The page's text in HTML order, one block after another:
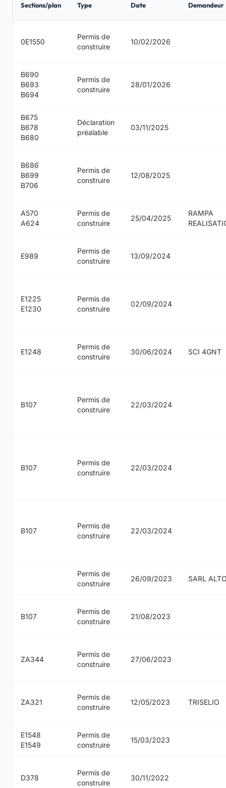
Sections/plan Type Date Demandeur
0E1550
Permis de
construire
10/02/2026
B690
B693
B694
Permis de
construire
28/01/2026
B675
B678
B680
Déclaration
préalable
03/11/2025
B686
B699
B706
Permis de
construire
12/08/2025
A570
A624
Permis de
construire
25/04/2025
RAMPA
E989
Permis de
construire
13/09/2024
E1225
E1230
Permis de
construire
02/09/2024
E1248
Permis de
construire
30/06/2024 SCI 4GNT
B107
Permis de
construire
22/03/2024
B107
Permis de
construire
22/03/2024
B107
Permis de
construire
22/03/2024
Permis de
construire
26/09/2023 SARL
B107
Permis de
construire
21/08/2023
ZA344
Permis de
construire
27/06/2023
ZA321
Permis de
construire
12/05/2023 TRISELIO
E1548
E1549
Permis de
construire
15/03/2023
D378
Permis de
construire
30/11/2022